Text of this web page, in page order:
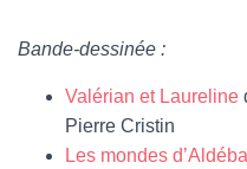
Bande-dessinée :
Valérian et Laureline
Pierre Cristin
Les mondes